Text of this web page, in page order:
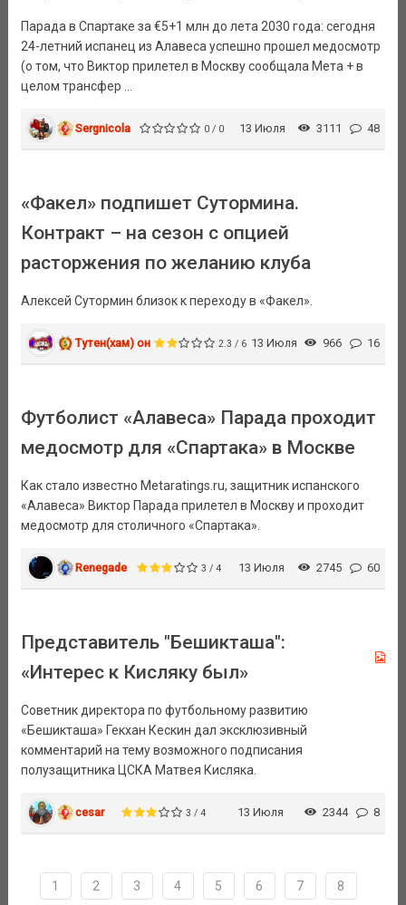
Парада в Спартаке за €5+1 млн до лета 2030 года: сегодня
24-летний испанец из Алавеса успешно прошел медосмотр
(о том, что Виктор прилетел в Москву сообщала Мета + в
целом трансфер ...
Sergnicola 0 / 0 13 Июля 3111 48
«Факел» подпишет Сутормина.
Контракт – на сезон с опцией
расторжения по желанию клуба
Алексей Сутормин близок к переходу в «Факел».
Тутен(хам) он 2.3 / 6 13 Июля 966 16
Футболист «Алавеса» Парада проходит
медосмотр для «Спартака» в Москве
Как стало известно Metaratings.ru, защитник испанского
«Алавеса» Виктор Парада прилетел в Москву и проходит
медосмотр для столичного «Спартака».
Renegade 3 / 4 13 Июля 2745 60
Представитель "Бешикташа":
«Интерес к Кисляку был»
Советник директора по футбольному развитию
«Бешикташа» Гекхан Кескин дал эксклюзивный
комментарий на тему возможного подписания
полузащитника ЦСКА Матвея Кисляка.
cesar 3 / 4 13 Июля 2344 8
1 2 3 4 5 6 7 8